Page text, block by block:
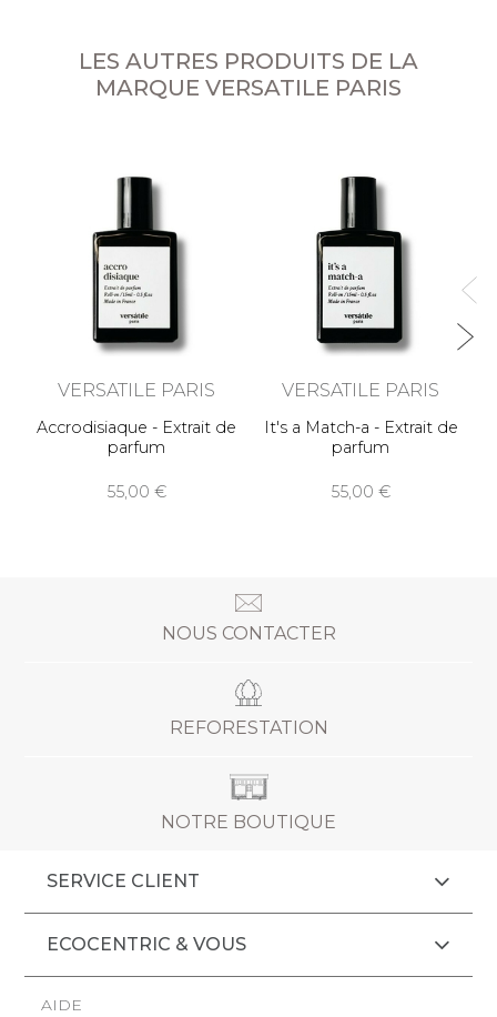
LES AUTRES PRODUITS DE LA
MARQUE VERSATILE PARIS
VERSATILE PARIS
Accrodisiaque - Extrait de
parfum
55,00
VERSATILE PARIS
It's a Match-a - Extrait de
parfum
55,00
NOUS CONTACTER
REFORESTATION
NOTRE BOUTIQUE
SERVICE CLIENT
ECOCENTRIC & VOUS
AIDE